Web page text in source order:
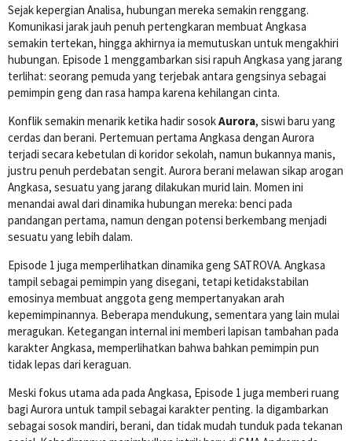
Sejak kepergian Analisa, hubungan mereka semakin renggang.
Komunikasi jarak jauh penuh pertengkaran membuat Angkasa
semakin tertekan, hingga akhirnya ia memutuskan untuk mengakhiri
hubungan. Episode 1 menggambarkan sisi rapuh Angkasa yang jarang
terlihat: seorang pemuda yang terjebak antara gengsinya sebagai
pemimpin geng dan rasa hampa karena kehilangan cinta.
Konflik semakin menarik ketika hadir sosokAurora, siswi baru yang
cerdas dan berani. Pertemuan pertama Angkasa dengan Aurora
terjadi secara kebetulan di koridor sekolah, namun bukannya manis,
justru penuh perdebatan sengit. Aurora berani melawan sikap arogan
Angkasa, sesuatu yang jarang dilakukan murid lain. Momen ini
menandai awal dari dinamika hubungan mereka: benci pada
pandangan pertama, namun dengan potensi berkembang menjadi
sesuatu yang lebih dalam.
Episode 1 juga memperlihatkan dinamika geng SATROVA. Angkasa
tampil sebagai pemimpin yang disegani, tetapi ketidakstabilan
emosinya membuat anggota geng mempertanyakan arah
kepemimpinannya. Beberapa mendukung, sementara yang lain mulai
meragukan. Ketegangan internal ini memberi lapisan tambahan pada
karakter Angkasa, memperlihatkan bahwa bahkan pemimpin pun
tidak lepas dari keraguan.
Meski fokus utama ada pada Angkasa, Episode 1 juga memberi ruang
bagi Aurora untuk tampil sebagai karakter penting. Ia digambarkan
sebagai sosok mandiri, berani, dan tidak mudah tunduk pada tekanan